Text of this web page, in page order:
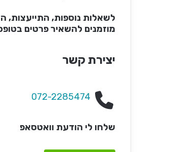
לשאלות נוספות, התייעצות,
מוזמנים להשאיר פרטים
יצירת קשר
072-2285474
שלחו לי הודעת וואטסאפ